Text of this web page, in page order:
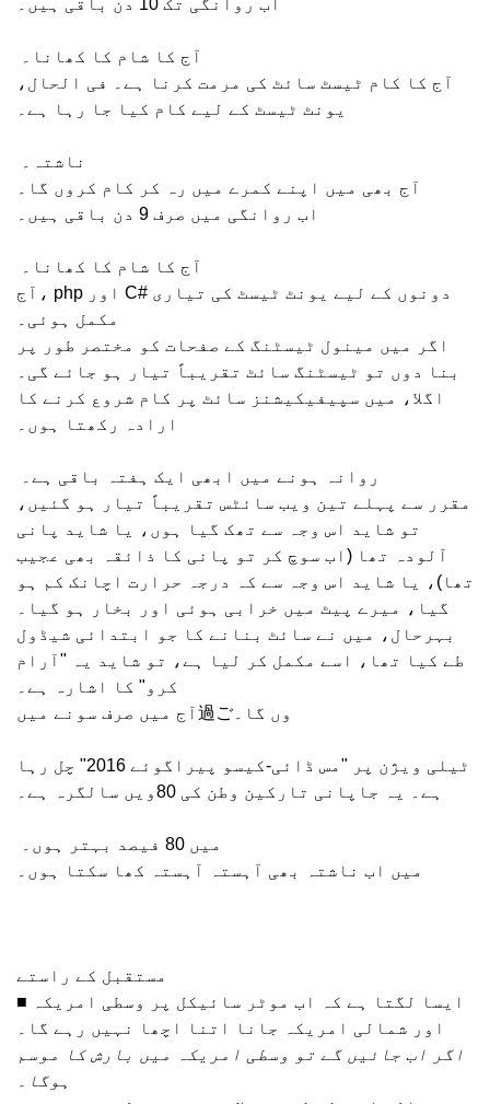
اب روانگی تک 10 دن باقی ہیں۔
آج کا شام کا کھانا۔
آج کا کام ٹیسٹ سائٹ کی مرمت کرنا ہے۔ فی الحال،
یونٹ ٹیسٹ کے لیے کام کیا جا رہا ہے۔
ناشتہ۔
آج بھی میں اپنے کمرے میں رہ کر کام کروں گا۔
اب روانگی میں صرف 9 دن باقی ہیں۔
آج کا شام کا کھانا۔
آج، php اور C# دونوں کے لیے یونٹ ٹیسٹ کی تیاری
مکمل ہوئی۔
اگر میں مینول ٹیسٹنگ کے صفحات کو مختصر طور پر
بنا دوں تو ٹیسٹنگ سائٹ تقریباً تیار ہو جائے گی۔
اگلا، میں سپیفیکیشنز سائٹ پر کام شروع کرنے کا
ارادہ رکھتا ہوں۔
روانہ ہونے میں ابھی ایک ہفتہ باقی ہے۔
مقرر سے پہلے تین ویب سائٹس تقریباً تیار ہو گئیں،
تو شاید اس وجہ سے تھک گیا ہوں، یا شاید پانی
آلودہ تھا (اب سوچ کر تو پانی کا ذائقہ بھی عجیب
تھا)، یا شاید اس وجہ سے کہ درجہ حرارت اچانک کم ہو
گیا، میرے پیٹ میں خرابی ہوئی اور بخار ہو گیا۔
بہرحال، میں نے سائٹ بنانے کا جو ابتدائی شیڈول
طے کیا تھا، اسے مکمل کر لیا ہے، تو شاید یہ "آرام
کرو" کا اشارہ ہے۔
آج میں صرف سونے میں過ごوں گا۔
ٹیلی ویژن پر "مس ڈائی-کیسو پیراگوئے 2016" چل رہا
ہے۔ یہ جاپانی تارکین وطن کی 80ویں سالگرہ ہے۔
میں 80 فیصد بہتر ہوں۔
میں اب ناشتہ بھی آہستہ آہستہ کھا سکتا ہوں۔
مستقبل کے راستے
■ ایسا لگتا ہے کہ اب موٹر سائیکل پر وسطی امریکہ
اور شمالی امریکہ جانا اتنا اچھا نہیں رہے گا۔
اگر اب جائیں گے تو وسطی امریکہ میں بارش کا موسم
ہوگا۔